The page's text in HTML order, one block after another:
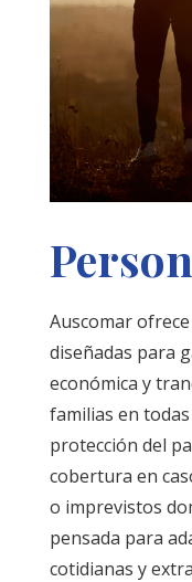
Auscomar
diseñadas para
económica y
familias en
protección del
cobertura en
o imprevistos
pensada para
cotidianas y